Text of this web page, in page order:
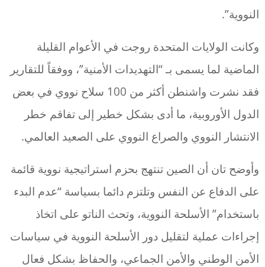
النووية”.
وكانت الولايات المتحدة روجت في الأعوام القليلة
الماضية لما يسمى بـ “التهديدات الأمنية”، ووفقاً للتقارير
فقد نشرت واشنطن أكثر من 100 سلاح نووي في بعض
الدول الأوروبية، ما أدى بشكل خطير إلى تفاقم خطر
الانتشار النووي والصراع النووي على الصعيد العالمي.
وأوضح تان أن الصين تنتهج بحزم استراتيجية نووية قائمة
على الدفاع عن النفس وتلتزم دائما بسياسة “عدم البدء
باستخدام” الأسلحة النووية، وتحث الناتو على اتخاذ
إجراءات عملية لتقليل دور الأسلحة النووية في سياسات
الأمن الوطني والأمن الجماعي، والحفاظ بشكل فعال